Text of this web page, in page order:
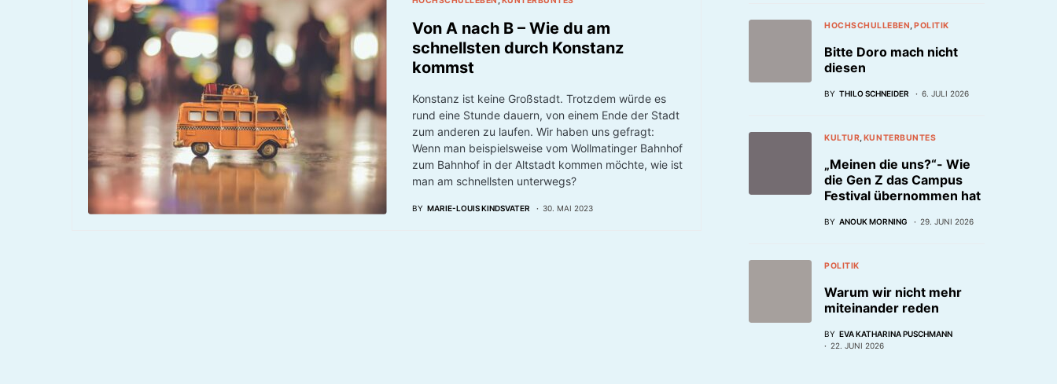
Von A nach B – Wie du am
schnellsten durch Konstanz
kommst
Konstanz ist keine Großstadt. Trotzdem würde es
rund eine Stunde dauern, von einem Ende der Stadt
zum anderen zu laufen. Wir haben uns gefragt:
Wenn man beispielsweise vom Wollmatinger Bahnhof
zum Bahnhof in der Altstadt kommen möchte, wie ist
man am schnellsten unterwegs?
BY MARIE-LOUIS KINDSVATER 30. MAI 2023
HOCHSCHULLEBEN POLITIK
Bitte Doro mach nicht
diesen
BY THILO SCHNEIDER 6. JULI 2026
KULTUR KUNTERBUNTES
„Meinen die uns?“- Wie
die Gen Z das Campus
Festival übernommen hat
BY ANOUK MORNING 29. JUNI 2026
POLITIK
Warum wir nicht mehr
miteinander reden
BY EVA KATHARINA PUSCHMANN
22. JUNI 2026